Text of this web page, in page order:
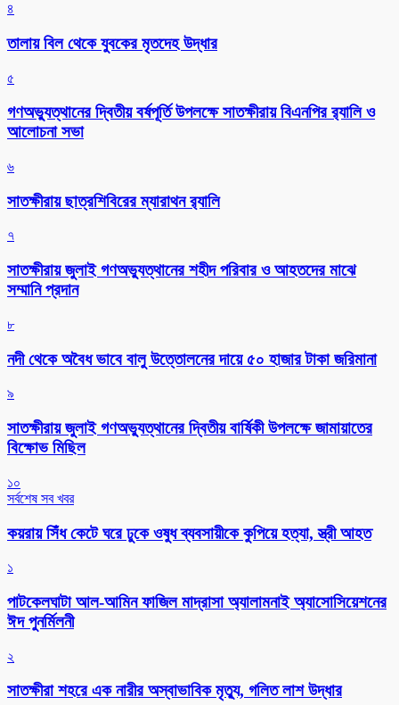
৪
তালায় বিল থেকে যুবকের মৃতদেহ উদ্ধার
৫
গণঅভ্যুত্থানের দ্বিতীয় বর্ষপূর্তি উপলক্ষে সাতক্ষীরায় বিএনপির র‌্যালি ও
আলোচনা সভা
৬
সাতক্ষীরায় ছাত্রশিবিরের ম্যারাথন র‌্যালি
৭
সাতক্ষীরায় জুলাই গণঅভ্যুত্থানের শহীদ পরিবার ও আহতদের মাঝে
সম্মানি প্রদান
৮
নদী থেকে অবৈধ ভাবে বালু উত্তোলনের দায়ে ৫০ হাজার টাকা জরিমানা
৯
সাতক্ষীরায় জুলাই গণঅভ্যুত্থানের দ্বিতীয় বার্ষিকী উপলক্ষে জামায়াতের
বিক্ষোভ মিছিল
১০
সর্বশেষ সব খবর
কয়রায় সিঁধ কেটে ঘরে ঢুকে ওষুধ ব্যবসায়ীকে কুপিয়ে হত্যা, স্ত্রী আহত
১
পাটকেলঘাটা আল-আমিন ফাজিল মাদ্রাসা অ্যালামনাই অ্যাসোসিয়েশনের
ঈদ পুনর্মিলনী
২
সাতক্ষীরা শহরে এক নারীর অস্বাভাবিক মৃত্যু, গলিত লাশ উদ্ধার